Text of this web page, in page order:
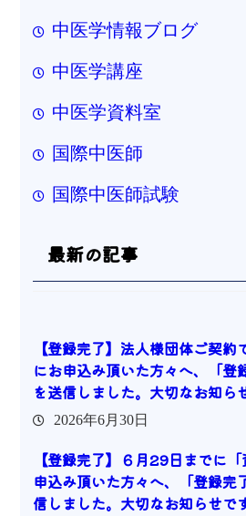
中医学情報ブログ
中医学講座
中医学資料室
国際中医師
国際中医師試験
最新の記事
【登録完了】法人様団体ご契約
にお申込み頂いた方々へ、「登
を送信しました。大切なお知ら
2026年6月30日
【登録完了】６月29日までに
申込み頂いた方々へ、「登録完
信しました。大切なお知らせで